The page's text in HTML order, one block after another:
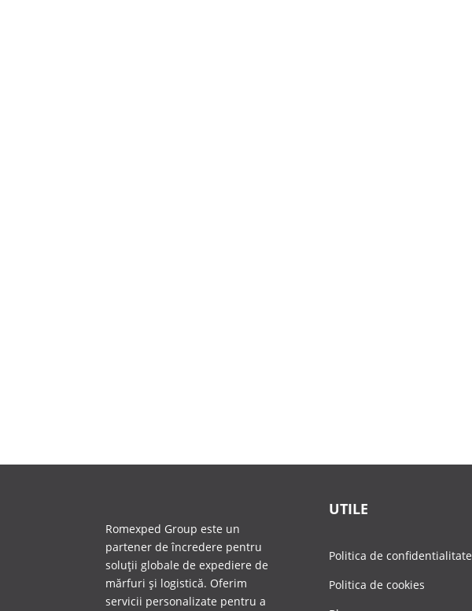
Romexped Group este un
partener de încredere pentru
soluții globale de expediere de
mărfuri și logistică. Oferim
servicii personalizate pentru a
UTILE
Politica de confidentialitate
Politica de cookies